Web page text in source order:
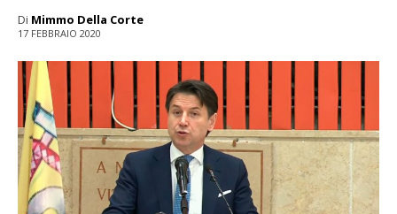
Di Mimmo Della Corte
17 FEBBRAIO 2020